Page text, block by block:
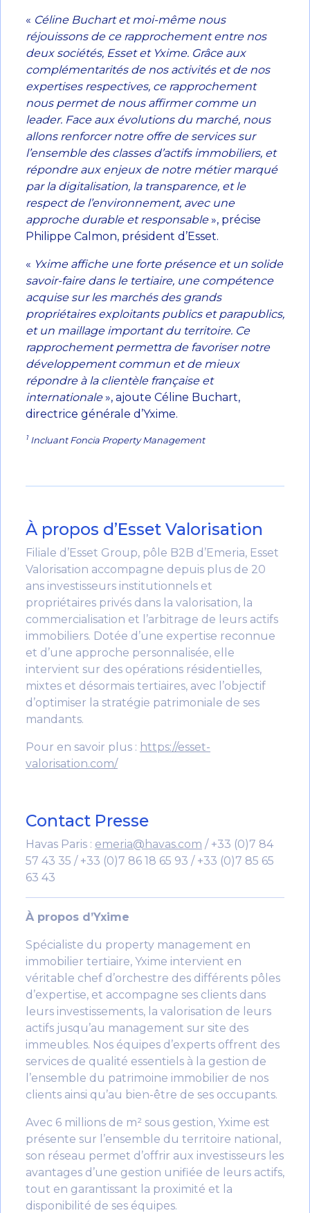
« Céline Buchart et moi-même nous
réjouissons de ce rapprochement entre nos
deux sociétés, Esset et Yxime. Grâce aux
complémentarités de nos activités et de nos
expertises respectives, ce rapprochement
nous permet de nous affirmer comme un
leader. Face aux évolutions du marché, nous
allons renforcer notre offre de services sur
l’ensemble des classes d’actifs immobiliers, et
répondre aux enjeux de notre métier marqué
par la digitalisation, la transparence, et le
respect de l’environnement, avec une
approche durable et responsable», précise
Philippe Calmon, président d’Esset.
« Yxime affiche une forte présence et un solide
savoir-faire dans le tertiaire, une compétence
acquise sur les marchés des grands
propriétaires exploitants publics et parapublics,
et un maillage important du territoire. Ce
rapprochement permettra de favoriser notre
développement commun et de mieux
répondre à la clientèle française et
internationale», ajoute Céline Buchart,
directrice générale d’Yxime.
1 Incluant Foncia Property Management
À propos d’Esset Valorisation
Filiale d’Esset Group, pôle B2B d’Emeria, Esset
Valorisation accompagne depuis plus de 20
ans investisseurs institutionnels et
propriétaires privés dans la valorisation, la
commercialisation et l’arbitrage de leurs actifs
immobiliers. Dotée d’une expertise reconnue
et d’une approche personnalisée, elle
intervient sur des opérations résidentielles,
mixtes et désormais tertiaires, avec l’objectif
d’optimiser la stratégie patrimoniale de ses
mandants.
Pour en savoir plus : https://esset-
valorisation.com/
Contact Presse
Havas Paris : emeria@havas.com / +33 (0)7 84
57 43 35 / +33 (0)7 86 18 65 93 / +33 (0)7 85 65
63 43
À propos d’Yxime
Spécialiste du property management en
immobilier tertiaire, Yxime intervient en
véritable chef d’orchestre des différents pôles
d’expertise, et accompagne ses clients dans
leurs investissements, la valorisation de leurs
actifs jusqu’au management sur site des
immeubles. Nos équipes d’experts offrent des
services de qualité essentiels à la gestion de
l’ensemble du patrimoine immobilier de nos
clients ainsi qu’au bien-être de ses occupants.
Avec 6 millions de m² sous gestion, Yxime est
présente sur l’ensemble du territoire national,
son réseau permet d’offrir aux investisseurs les
avantages d’une gestion unifiée de leurs actifs,
tout en garantissant la proximité et la
disponibilité de ses équipes.